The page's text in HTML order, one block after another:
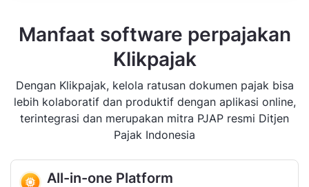
Manfaat software perpajakan
Klikpajak
Dengan Klikpajak, kelola ratusan dokumen pajak bisa
lebih kolaboratif dan produktif dengan aplikasi online,
terintegrasi dan merupakan mitra PJAP resmi Ditjen
Pajak Indonesia
All-in-one Platform